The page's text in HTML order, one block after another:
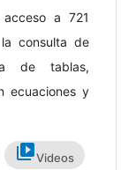
a 721
consulta de
de tablas,
ecuaciones y
video_libraryVideos